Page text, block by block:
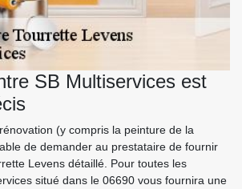
SB Multiservices est
(y compris la peinture de la
de demander au prestataire de fournir
Levens détaillé. Pour toutes les
situé dans le 06690 vous fournira une